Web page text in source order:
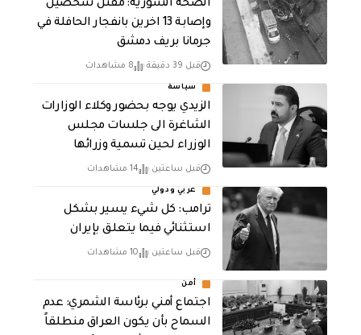
الصحة السورية: مقتل شخصين
وإصابة 13 اخرين بانفجار الحافلة في
جرمانا بريف دمشق
قبل 39 دقيقة 8 مشاهدات
سياسة
الزيدي يوجه بحضور وكلاء الوزارات
الشاغرة الى جلسات مجلس
الوزراء لحين تسمية وزرائها
قبل ساعتين 14 مشاهدات
عربي ودولي
ترامب: كل شيء يسير بشكل
استثنائي فيما يتعلق بإيران
قبل ساعتين 10 مشاهدات
أمن
اجتماع أمني برئاسة الشمري: عدم
السماح بأن يكون العراق منطلقاً